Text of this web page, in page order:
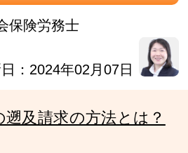
保険労務士
：2024年02月07日
遡及請求の方法とは？